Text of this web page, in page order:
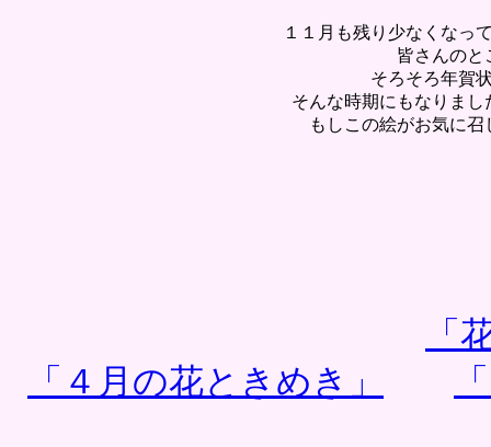
１１月も残り少なくなっ
皆さんの
そろそろ年賀
そんな時期にもなりま
もしこの絵がお気に
「
「４月の花ときめき」